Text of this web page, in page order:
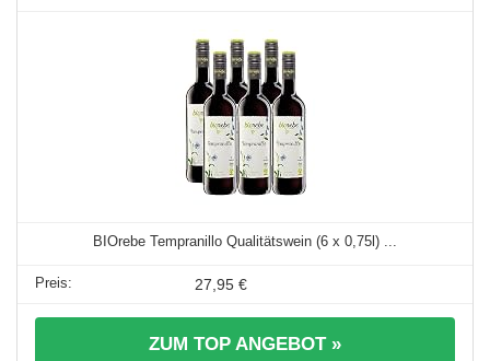
BIOrebe Tempranillo Qualitätswein (6 x 0,75l) ...
27,95 €
ZUM TOP ANGEBOT »